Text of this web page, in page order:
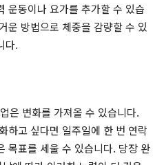
운동이나 요가를 추가할 수 있습
운 방법으로 체중을 감량할 수 있
다.
은 변화를 가져올 수 있습니다.
하고 싶다면 일주일에 한 번 연락
목표를 세울 수 있습니다. 당장 완